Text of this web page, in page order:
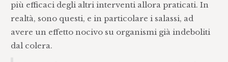
più efficaci degli altri interventi allora praticati. In
realtà, sono questi, e in particolare i salassi, ad
avere un effetto nocivo su organismi già indeboliti
dal colera.